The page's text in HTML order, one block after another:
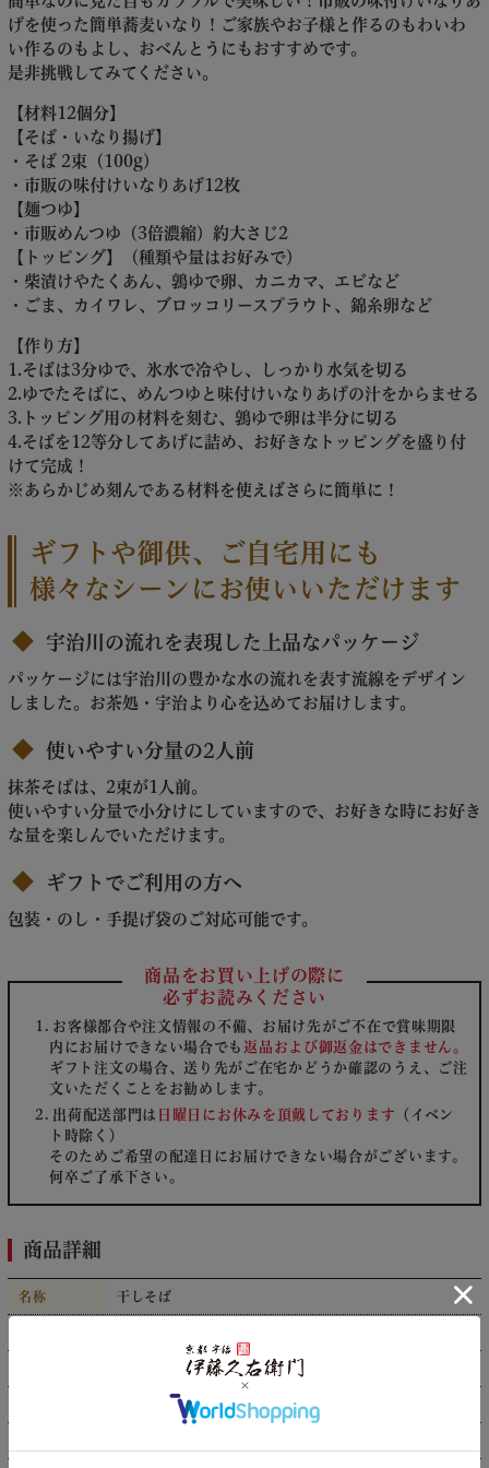
げを使った簡単蕎麦いなり！ご家族やお子様と作るのもわいわ
い作るのもよし、おべんとうにもおすすめです。
是非挑戦してみてください。
【材料12個分】
【そば・いなり揚げ】
・そば 2束（100g）
・市販の味付けいなりあげ12枚
【麺つゆ】
・市販めんつゆ（3倍濃縮）約大さじ2
【トッピング】（種類や量はお好みで）
・柴漬けやたくあん、鶉ゆで卵、カニカマ、エビなど
・ごま、カイワレ、ブロッコリースプラウト、錦糸卵など
【作り方】
1.そばは3分ゆで、氷水で冷やし、しっかり水気を切る
2.ゆでたそばに、めんつゆと味付けいなりあげの汁をからませる
3.トッピング用の材料を刻む、鶉ゆで卵は半分に切る
4.そばを12等分してあげに詰め、お好きなトッピングを盛り付
けて完成！
※あらかじめ刻んである材料を使えばさらに簡単に！
ギフトや御供、ご自宅用にも
様々なシーンにお使いいただけます
宇治川の流れを表現した上品なパッケージ
パッケージには宇治川の豊かな水の流れを表す流線をデザイン
しました。お茶処・宇治より心を込めてお届けします。
使いやすい分量の2人前
抹茶そばは、2束が1人前。
使いやすい分量で小分けにしていますので、お好きな時にお好き
な量を楽しんでいただけます。
ギフトでご利用の方へ
包装・のし・手提げ袋のご対応可能です。
商品をお買い上げの際に
必ずお読みください
お客様都合や注文情報の不備、お届け先がご不在で賞味期限
内にお届けできない場合でも返品および御返金はできません。
ギフト注文の場合、送り先がご在宅かどうか確認のうえ、ご注
文いただくことをお勧めします。
出荷配送部門は 日曜日にお休みを頂戴しております （イベン
ト時除く）
そのためご希望の配達日にお届けできない場合がございます。
何卒ご了承下さい。
商品詳細
名称 干しそば